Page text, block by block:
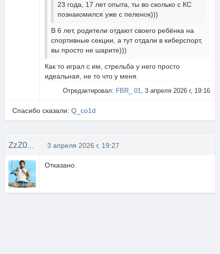
23 года, 17 лет опыта, ты во сколько с КС
познакомился уже с пеленок)))
В 6 лет, родители отдают своего ребёнка на
спортивные секции, а тут отдали в киберспорт,
вы просто не шарите)))
Как то играл с им, стрельба у него просто
идеальная, не то что у меня.
Отредактировал: FBR_ 01, 3 апреля 2026 г, 19:16
Спасибо сказали: Q_co1d
3 апреля 2026 г, 19:27
Отказано.